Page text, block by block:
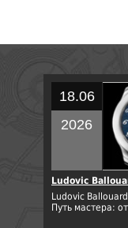
18.06
2026
Ludovic
Ludovic Ballouard
Путь мастера: